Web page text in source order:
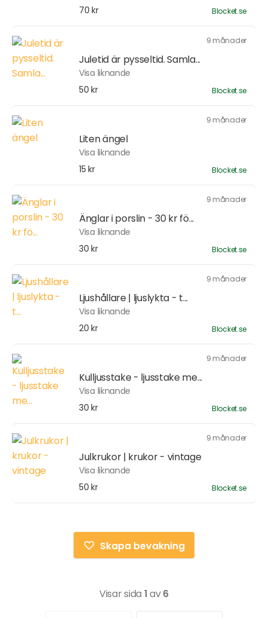
70 kr Blocket.se
9 månader
Juletid är pysseltid. Samla...
Visa liknande
50 kr
Blocket.se
9 månader
Liten ängel
Visa liknande
15 kr
Blocket.se
9 månader
Änglar i porslin - 30 kr fö...
Visa liknande
30 kr
Blocket.se
9 månader
Ljushållare | ljuslykta - t...
Visa liknande
20 kr
Blocket.se
9 månader
Kulljusstake - ljusstake me...
Visa liknande
30 kr
Blocket.se
9 månader
Julkrukor | krukor - vintage
Visa liknande
50 kr
Blocket.se
Skapa bevakning
Visar sida 1av6